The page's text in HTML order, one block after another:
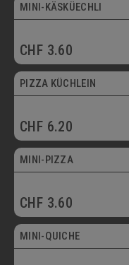
MINI-KÄSKÜECHLI
CHF 3.60
PIZZA KÜCHLEIN
CHF 6.20
Mini
MINI-PIZZA
CHF 3.60
Mini
MINI-QUICHE